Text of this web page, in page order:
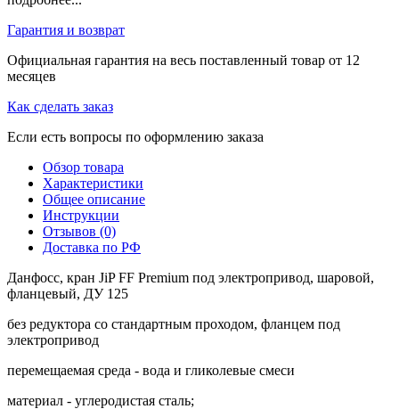
Гарантия и возврат
Официальная гарантия на весь поставленный товар от 12
месяцев
Как сделать заказ
Если есть вопросы по оформлению заказа
Обзор товара
Характеристики
Общее описание
Инструкции
Отзывов (0)
Доставка по РФ
Данфосс, кран JiP FF Premium под электропривод, шаровой,
фланцевый, ДУ 125
без редуктора со стандартным проходом, фланцем под
электропривод
перемещаемая среда - вода и гликолевые смеси
материал - углеродистая сталь;